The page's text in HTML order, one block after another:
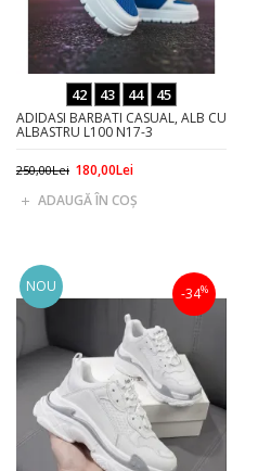
42 43 44 45
ADIDASI BARBATI CASUAL, ALB CU
ALBASTRU L100 N17-3
250,00Lei 180,00Lei
ADAUGĂ ÎN COŞ
-34%
NOU